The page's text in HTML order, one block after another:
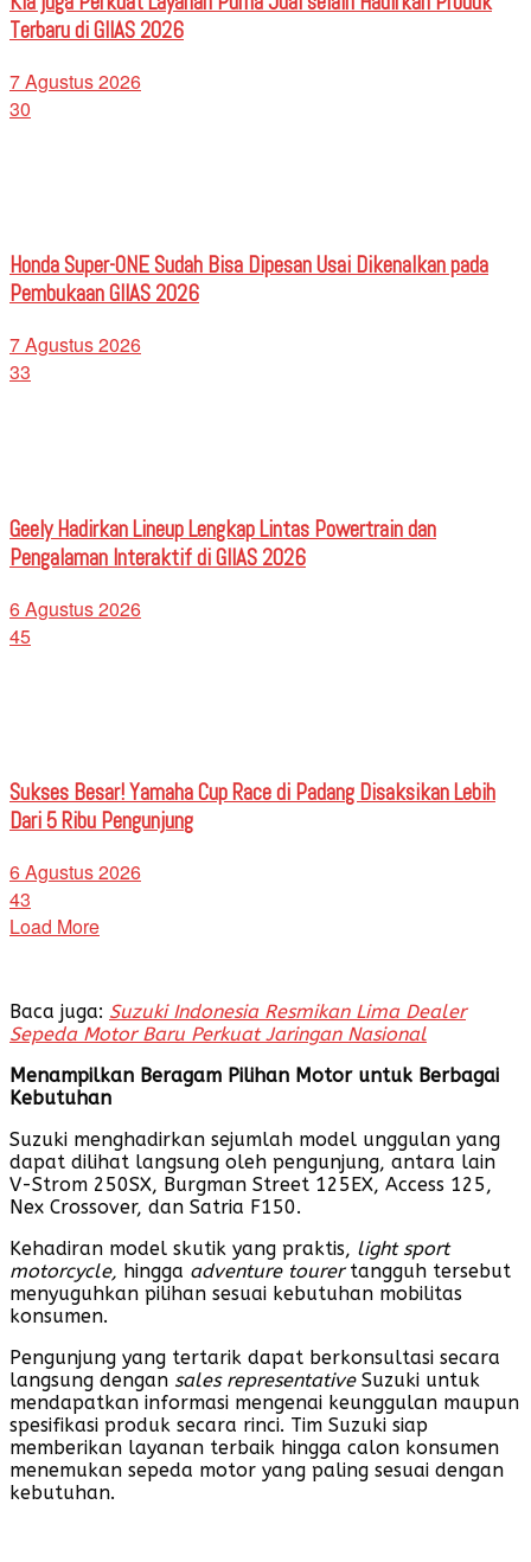
Terbaru di GIIAS 2026
7 Agustus 2026
30
Honda Super-ONE Sudah Bisa Dipesan Usai Dikenalkan pada
Pembukaan GIIAS 2026
7 Agustus 2026
33
Geely Hadirkan Lineup Lengkap Lintas Powertrain dan
Pengalaman Interaktif di GIIAS 2026
6 Agustus 2026
45
Sukses Besar! Yamaha Cup Race di Padang Disaksikan Lebih
Dari 5 Ribu Pengunjung
6 Agustus 2026
43
Load More
Baca juga: Suzuki Indonesia Resmikan Lima Dealer
Sepeda Motor Baru Perkuat Jaringan Nasional
Menampilkan Beragam Pilihan Motor untuk Berbagai
Kebutuhan
Suzuki menghadirkan sejumlah model unggulan yang
dapat dilihat langsung oleh pengunjung, antara lain
V-Strom 250SX, Burgman Street 125EX, Access 125,
Nex Crossover, dan Satria F150.
Kehadiran model skutik yang praktis, light sport
motorcycle, hingga adventure tourertangguh tersebut
menyuguhkan pilihan sesuai kebutuhan mobilitas
konsumen.
Pengunjung yang tertarik dapat berkonsultasi secara
langsung dengan sales representativeSuzuki untuk
mendapatkan informasi mengenai keunggulan maupun
spesifikasi produk secara rinci. Tim Suzuki siap
memberikan layanan terbaik hingga calon konsumen
menemukan sepeda motor yang paling sesuai dengan
kebutuhan.